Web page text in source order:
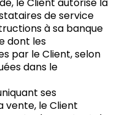
de service
à sa banque
dont les
par le Client, selon
dans le
ses
vente, le Client